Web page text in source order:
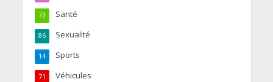
Santé
73
Sexualité
86
Sports
14
Véhicules
71